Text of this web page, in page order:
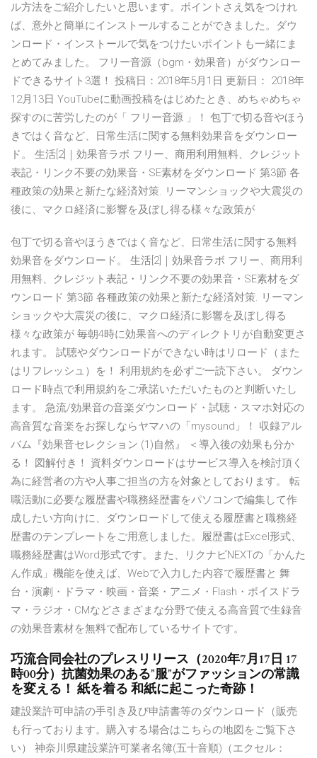
ル方法をご紹介したいと思います。ポイントさえ気をつけれ
ば、意外と簡単にインストールすることができました。ダウ
ンロード・インストールで気をつけたいポイントも一緒にま
とめてみました。 フリー音源（bgm・効果音）がダウンロー
ドできるサイト3選！ 投稿日：2018年5月1日 更新日： 2018年
12月13日 YouTubeに動画投稿をはじめたとき、めちゃめちゃ
探すのに苦労したのが「 フリー音源 」！ 包丁で切る音やほう
きではく音など、日常生活に関する無料効果音をダウンロー
ド。 生活[2]｜効果音ラボ フリー、商用利用無料、クレジット
表記・リンク不要の効果音・SE素材をダウンロード 第3節 各
種政策の効果と新たな経済対策. リーマンショックや大震災の
後に、マクロ経済に影響を及ぼし得る様々な政策が
包丁で切る音やほうきではく音など、日常生活に関する無料
効果音をダウンロード。 生活[2]｜効果音ラボ フリー、商用利
用無料、クレジット表記・リンク不要の効果音・SE素材をダ
ウンロード 第3節 各種政策の効果と新たな経済対策. リーマン
ショックや大震災の後に、マクロ経済に影響を及ぼし得る
様々な政策が 毎朝4時に効果音へのディレクトリが自動変更さ
れます。 試聴やダウンロードができない時はリロード（また
はリフレッシュ）を！ 利用規約を必ずご一読下さい。 ダウン
ロード時点で利用規約をご承諾いただいたものと判断いたし
ます。 急流/効果音の音楽ダウンロード・試聴・スマホ対応の
高音質な音楽をお探しならヤマハの「mysound」！ 収録アル
バム『効果音セレクション (1)自然』 ＜導入後の効果も分か
る！ 図解付き！ 資料ダウンロードはサービス導入を検討頂く
為に経営者の方や人事ご担当の方を対象としております。 転
職活動に必要な履歴書や職務経歴書をパソコンで編集して作
成したい方向けに、ダウンロードして使える履歴書と職務経
歴書のテンプレートをご用意しました。履歴書はExcel形式、
職務経歴書はWord形式です。また、リクナビNEXTの「かんた
ん作成」機能を使えば、Webで入力した内容で履歴書と 舞
台・演劇・ドラマ・映画・音楽・アニメ・Flash・ボイスドラ
マ・ラジオ・CMなどさまざまな分野で使える高音質で生録音
の効果音素材を無料で配布しているサイトです。
巧流合同会社のプレスリリース（2020年7月17日 17
時00分）抗菌効果のある”服”がファッションの常識
を変える！ 紙を着る 和紙に起こった奇跡！
建設業許可申請の手引き及び申請書等のダウンロード（販売
も行っております。購入する場合はこちらの地図をご覧下さ
い） 神奈川県建設業許可業者名簿(五十音順)（エクセル：